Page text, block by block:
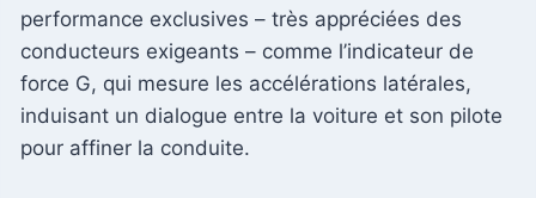
performance exclusives – très appréciées des
conducteurs exigeants – comme l’indicateur de
force G, qui mesure les accélérations latérales,
induisant un dialogue entre la voiture et son pilote
pour affiner la conduite.